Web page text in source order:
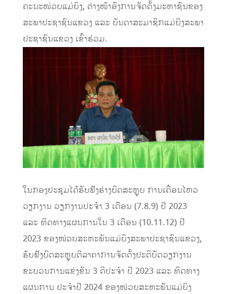
ຄະນະ​ໜ່ວຍ​ແມ່​ຍິງ, ຕ່າງໜ້າອົງການຈັດຕັ້ງມະຫາຊົນຂອງ
ສະພາປະຊາຊົນແຂວງ ​ແລະ ບັນດາສະ​ມາ​ຊິກແມ່ຍິງ​ສະພາ​
ປະຊາຊົນ​ແຂວງ ​ເຂົ້າ​ຮ່ວມ​.
ໃນ​ກອງ​ປະຊຸມ​ໄດ້​ຮັບ​ຟັງຮ່າງ​ບົດ​ສະຫຼຸບ ການ​ເຄື່ອນ​ໄຫວ​
ວຽກ​ງານ ວຽກ​ງານ​ປະ​ຈໍາ 3 ​ເດືອນ (7.8.9) ປີ 2023 ​
ແລະ ທິດ​ທາງ​ແຜນການ​ໃນ 3 ​ເດືອນ (10.11.12) ປີ
2023 ຂອງໜ່ວຍສະຫະພັນແມ່ຍິງສະພາ​ປະຊາຊົນ​ແຂວງ,
ຮັບຟັງບົດສະຫຼຸບຕີລາຄາການຈັດຕັ້ງປະຕິບັດວຽກງານ
ຂະບວນການແຂ່ງຂັນ 3 ດີປະຈໍາ ປີ 2023 ແລະ ທິດທາງ
ແຜນການ ປະຈຳປີ 2024 ຂອງໜ່ວຍສະຫະພັນແມ່ຍິງ